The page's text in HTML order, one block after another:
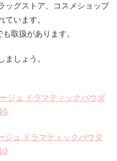
ッグストア、コスメショップ
ています。
取扱があります。
ましょう。
ジュ ドラマティックパウダ
ジュ ドラマティックパウダ